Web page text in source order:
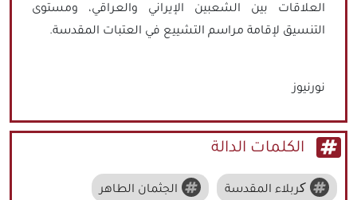
العلاقات بين الشعبين الإيراني والعراقي، ومستوى
التنسيق لإقامة مراسم التشييع في العتبات المقدسة.
نورنيوز
الكلمات الدالة
کربلاء المقدسة الجثمان الطاهر